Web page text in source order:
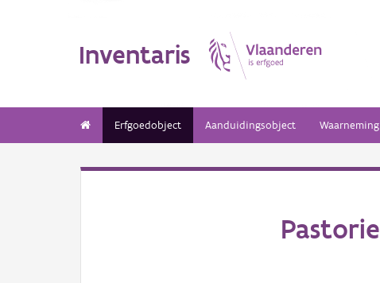
Inventaris
Erfgoedobject Aanduidingsobject Waarneming